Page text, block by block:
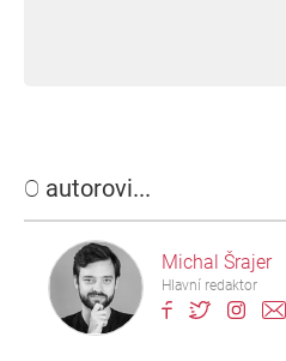
O autorovi...
Michal Šrajer
Hlavní redaktor